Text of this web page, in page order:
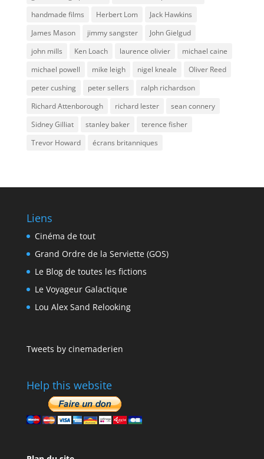
handmade films
Herbert Lom
Jack Hawkins
James Mason
jimmy sangster
John Gielgud
john mills
Ken Loach laurence olivier
michael caine
michael powell
mike leigh nigel kneale
Oliver Reed
peter cushing
peter sellers
ralph richardson
Richard Attenborough
richard lester
sean connery
Sidney Gilliat
stanley baker
terence fisher
Trevor Howard
écrans britanniques
Liens
Cinéma de tout
Grand Ordre de la Serviette (GOS)
Le Blog de toutes les fictions
Le Voyageur Galactique
Lou Alex Sand Relooking
Tweets by cinemaderien
Help this website